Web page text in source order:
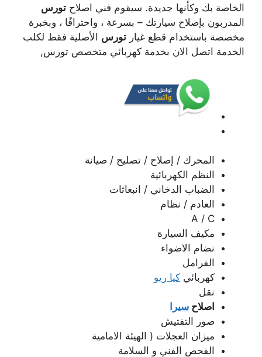
الخاصة بك وكأنها جديدة. سيقوم فني اصلاح تورس
المدربون بإصلاح سيارتك – بسرعة ، واحترافًا ، وبخبرة
مخصصة باستخدام قطع غيار تورس الأصلية فقط لكلب
الخدمة اتصل الان بخدمة كهربائي متخصص تورس,
المحرك / إصلاح / تصليح / صيانة
النظم الكهربائية
الضباب الدخاني / انبعاثات
العادم / نظام
A / C
مكيف السيارة
نضام الاضواء
الفرامل
كهربائي كيا ريو
نقل
اصلاح سيرا
صور التفتيش
ميزان العجلات ( الهيئة الامامية
الفحص الفني و السلامة